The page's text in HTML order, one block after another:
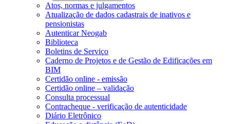
Atos, normas e julgamentos
Atualização de dados cadastrais de inativos e
pensionistas
Autenticar Neogab
Biblioteca
Boletins de Serviço
Caderno de Projetos e de Gestão de Edificações em
BIM
Certidão online - emissão
Certidão online – validação
Consulta processual
Contracheque - verificação de autenticidade
Diário Eletrônico